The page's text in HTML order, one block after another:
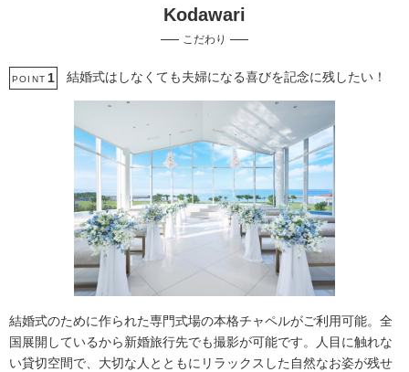
チャペルでの撮影
豊富なドレス
結婚式場での撮影
持ち込み衣装
エンゲージフォト
家族・友人と撮影
Kodawari
こだわり
POINT 1 結婚式はしなくても夫婦になる喜びを記念に残したい！
結婚式のために作られた専門式場の本格チャペルがご利用可能。全
国展開しているから新婚旅行先でも撮影が可能です。人目に触れな
い貸切空間で、大切な人とともにリラックスした自然なお姿が残せ